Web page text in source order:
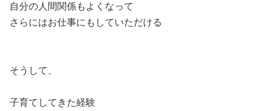
自分の人間関係もよくなって
さらにはお仕事にもしていただける
そうして、
子育てしてきた経験